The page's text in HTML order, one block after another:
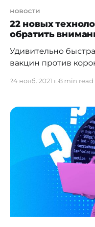
новости
22 новых
обратить
Удивительно
вакцин против
мгновенно, на
десятилетия
еще в 1970-х годах.
технологической
24 нояб. 2021 г.8 min read